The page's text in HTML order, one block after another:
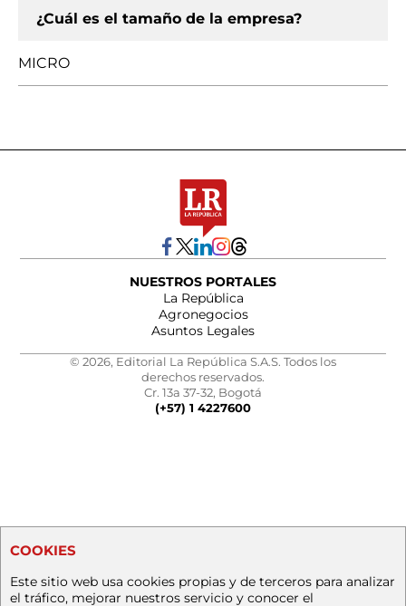
¿Cuál es el tamaño de la empresa?
MICRO
NUESTROS PORTALES
La República
Agronegocios
Asuntos Legales
© 2026, Editorial La República S.A.S. Todos los
derechos reservados.
Cr. 13a 37-32, Bogotá
(+57) 1 4227600
COOKIES
Este sitio web usa cookies propias y de terceros para analizar
el tráfico, mejorar nuestros servicio y conocer el